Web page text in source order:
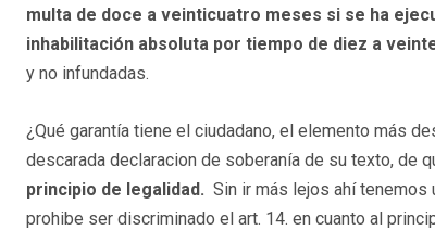
multa de doce a veinticuatro meses si se ha
inhabilitación absoluta por tiempo de diez a
y no infundadas.
¿Qué garantía tiene el ciudadano, el elemento más
descarada declaracion de soberanía de su texto, de
principio de legalidad. Sin ir más lejos ahí
prohibe ser discriminado el art. 14. en cuanto al